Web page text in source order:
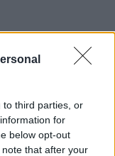
to third parties, or
for
below opt-out
that after your
μόδας και ένας
για ψώνια στην
luxury
περιουσία! Η
outlet όπως